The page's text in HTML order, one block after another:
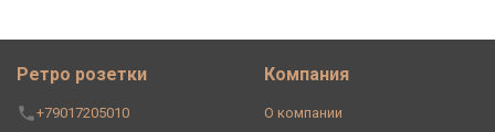
Ретро розетки
+79017205010
Компания
О компании